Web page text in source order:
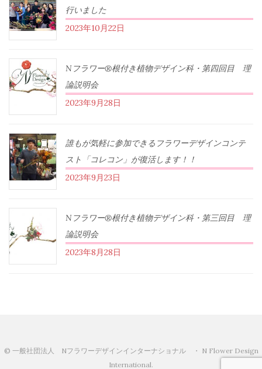
行いました
2023年10月22日
Nフラワー®根付き植物デザイン科・第四回目 理
論説明会
2023年9月28日
誰もが気軽に参加できるフラワーデザインコンテ
スト「コレコン」が復活します！！
2023年9月23日
Nフラワー®根付き植物デザイン科・第三回目 理
論説明会
2023年8月28日
© 一般社団法人 Nフラワーデザインインターナショナル ・ N Flower Design
International.